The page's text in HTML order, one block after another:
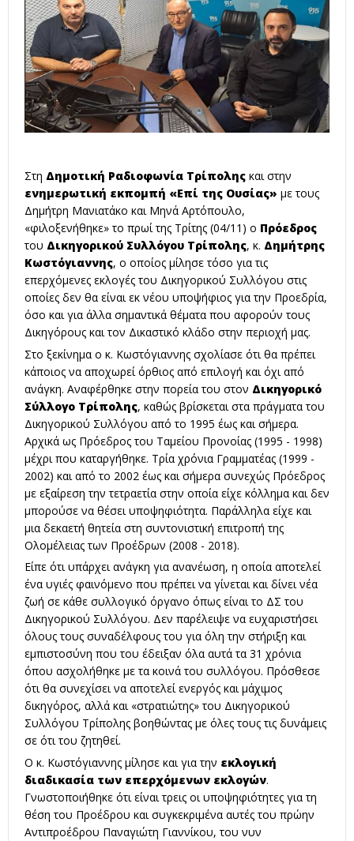
Στη Δημοτική Ραδιοφωνία Τρίπολης και στην
ενημερωτική εκπομπή «Επί της Ουσίας» με τους
Δημήτρη Μανιατάκο και Μηνά Αρτόπουλο,
«φιλοξενήθηκε» το πρωί της Τρίτης (04/11) ο Πρόεδρος
του Δικηγορικού Συλλόγου Τρίπολης, κ. Δημήτρης
Κωστόγιαννης, ο οποίος μίλησε τόσο για τις
επερχόμενες εκλογές του Δικηγορικού Συλλόγου στις
οποίες δεν θα είναι εκ νέου υποψήφιος για την Προεδρία,
όσο και για άλλα σημαντικά θέματα που αφορούν τους
Δικηγόρους και τον Δικαστικό κλάδο στην περιοχή μας.
Στο ξεκίνημα ο κ. Κωστόγιαννης σχολίασε ότι θα πρέπει
κάποιος να αποχωρεί όρθιος από επιλογή και όχι από
ανάγκη. Αναφέρθηκε στην πορεία του στον Δικηγορικό
Σύλλογο Τρίπολης, καθώς βρίσκεται στα πράγματα του
Δικηγορικού Συλλόγου από το 1995 έως και σήμερα.
Αρχικά ως Πρόεδρος του Ταμείου Προνοίας (1995 - 1998)
μέχρι που καταργήθηκε. Τρία χρόνια Γραμματέας (1999 -
2002) και από το 2002 έως και σήμερα συνεχώς Πρόεδρος
με εξαίρεση την τετραετία στην οποία είχε κόλλημα και δεν
μπορούσε να θέσει υποψηφιότητα. Παράλληλα είχε και
μια δεκαετή θητεία στη συντονιστική επιτροπή της
Ολομέλειας των Προέδρων (2008 - 2018).
Είπε ότι υπάρχει ανάγκη για ανανέωση, η οποία αποτελεί
ένα υγιές φαινόμενο που πρέπει να γίνεται και δίνει νέα
ζωή σε κάθε συλλογικό όργανο όπως είναι το ΔΣ του
Δικηγορικού Συλλόγου. Δεν παρέλειψε να ευχαριστήσει
όλους τους συναδέλφους του για όλη την στήριξη και
εμπιστοσύνη που του έδειξαν όλα αυτά τα 31 χρόνια
όπου ασχολήθηκε με τα κοινά του συλλόγου. Πρόσθεσε
ότι θα συνεχίσει να αποτελεί ενεργός και μάχιμος
δικηγόρος, αλλά και «στρατιώτης» του Δικηγορικού
Συλλόγου Τρίπολης βοηθώντας με όλες τους τις δυνάμεις
σε ότι του ζητηθεί.
Ο κ. Κωστόγιαννης μίλησε και για την εκλογική
διαδικασία των επερχόμενων εκλογών.
Γνωστοποιήθηκε ότι είναι τρεις οι υποψηφιότητες για τη
θέση του Προέδρου και συγκεκριμένα αυτές του πρώην
Αντιπροέδρου Παναγιώτη Γιαννίκου, του νυν